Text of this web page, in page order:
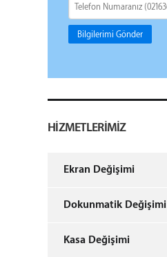
Bilgilerimi Gönder
HİZMETLERİMİZ
Ekran Değişimi
Dokunmatik Değişimi
Kasa Değişimi